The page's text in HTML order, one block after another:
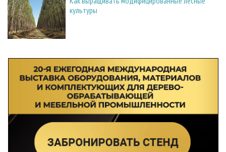
культуры